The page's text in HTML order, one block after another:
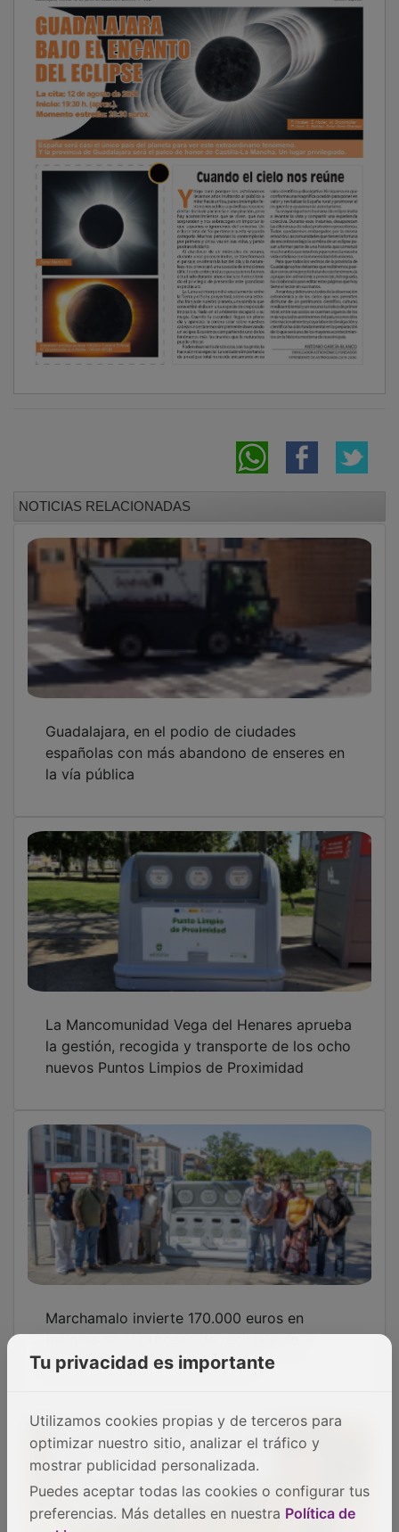
NOTICIAS RELACIONADAS
Guadalajara, en el podio de ciudades
españolas con más abandono de enseres en
la vía pública
La Mancomunidad Vega del Henares aprueba
la gestión, recogida y transporte de los ocho
nuevos Puntos Limpios de Proximidad
Marchamalo invierte 170.000 euros en
mejoras en el proceso de reciclaje de
residuos con fondos europeos
ADEL Sierra Norte impulsa la sostenibilidad
en 91 negocios hosteleros
Juan Solo revoluciona el centro de
Guadalajara con sus esculturas de objetos
Tu privacidad es importante
Utilizamos cookies propias y de terceros para
optimizar nuestro sitio, analizar el tráfico y
mostrar publicidad personalizada.
Puedes aceptar todas las cookies o configurar tus
preferencias. Más detalles en nuestra Política de